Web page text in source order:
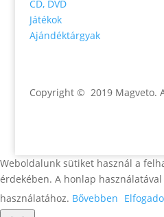
CD, DVD
Játékok
Ajándéktárgyak
Copyright © 2019 Magveto.
Weboldalunk sütiket használ a
érdekében. A honlap
használatához. Bővebben